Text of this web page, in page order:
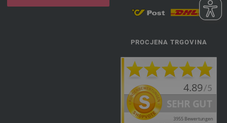
PROCJENA TRGOVINA